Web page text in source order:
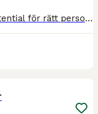
Vacker och charmig PRE med stor potential för rätt person. I vardaglig hantering är Bizco snäll, okomplicerad och en väldigt gullig häst. I ridningen är han fortfarande under utbildning. Han är käns